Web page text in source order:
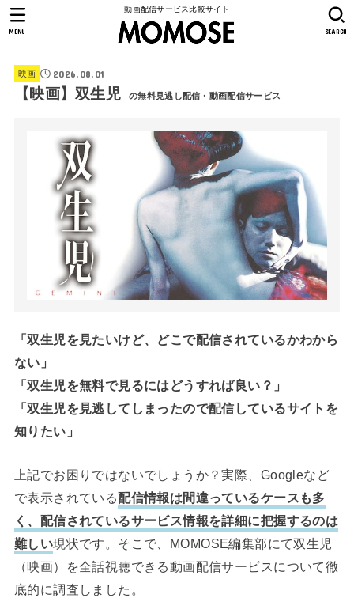
動画配信サービス比較サイト
SEARCH
MENU
映画 2026.08.01
【映画】双生児 の無料見逃し配信・動画配信サービス
「双生児を見たいけど、どこで配信されているかわから
ない」
「双生児を無料で見るにはどうすれば良い？」
「双生児を見逃してしまったので配信しているサイトを
知りたい」
上記でお困りではないでしょうか？実際、Googleなど
で表示されている配信情報は間違っているケースも多
く、配信されているサービス情報を詳細に把握するのは
難しい現状です。そこで、MOMOSE編集部にて双生児
（映画）を全話視聴できる動画配信サービスについて徹
底的に調査しました。